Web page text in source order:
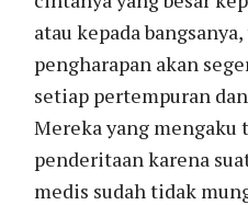
atau kepada
pengharapan akan
setiap pertempuran
Mereka yang mengaku
penderitaan karena
medis sudah tidak